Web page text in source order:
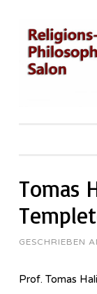
Zum
Inhalt
springen
Tomas
GESCHRIEBEN
Prof. Tomas